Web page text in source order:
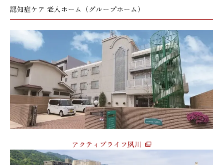
認知症ケア 老人ホーム（グループホーム）
アクティブライフ夙川